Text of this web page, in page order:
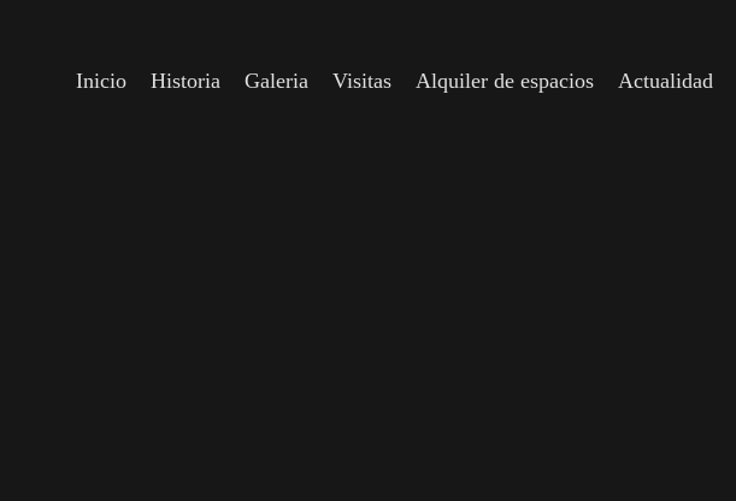
Inicio Historia Galeria Visitas Alquiler de espacios Actualidad